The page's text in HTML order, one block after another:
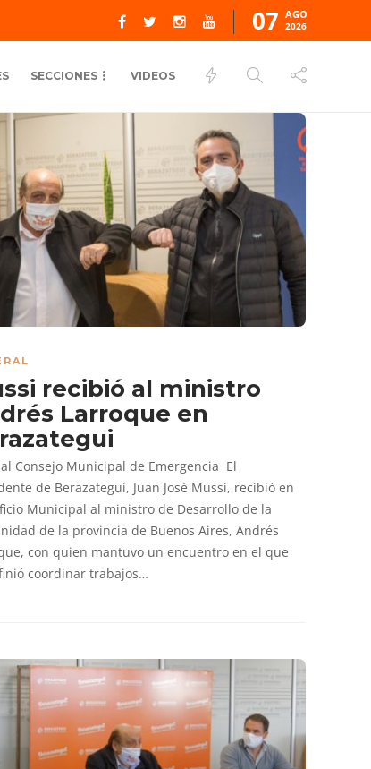
07 AGO
2026
SECCIONES VIDEOS
recibió al ministro
Larroque en
Consejo Municipal de Emergencia El
de Berazategui, Juan José Mussi, recibió en
Municipal al ministro de Desarrollo de la
de la provincia de Buenos Aires, Andrés
con quien mantuvo un encuentro en el que
coordinar trabajos…